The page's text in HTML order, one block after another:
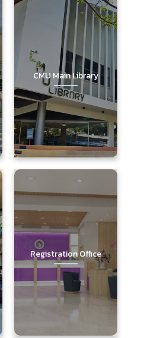
CMU Main Library
Registration Office